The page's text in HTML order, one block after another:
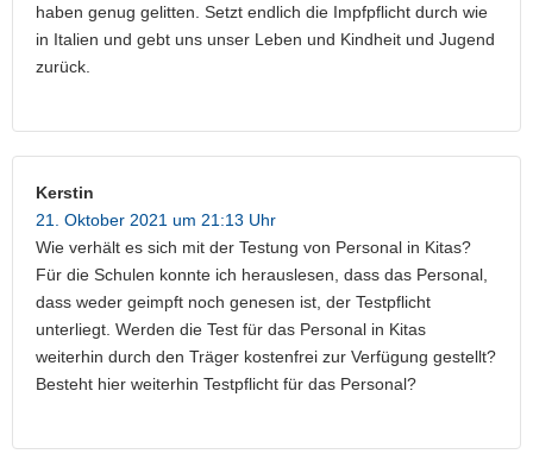
haben genug gelitten. Setzt endlich die Impfpflicht durch wie
in Italien und gebt uns unser Leben und Kindheit und Jugend
zurück.
Kerstin
21. Oktober 2021 um 21:13 Uhr
Wie verhält es sich mit der Testung von Personal in Kitas?
Für die Schulen konnte ich herauslesen, dass das Personal,
dass weder geimpft noch genesen ist, der Testpflicht
unterliegt. Werden die Test für das Personal in Kitas
weiterhin durch den Träger kostenfrei zur Verfügung gestellt?
Besteht hier weiterhin Testpflicht für das Personal?